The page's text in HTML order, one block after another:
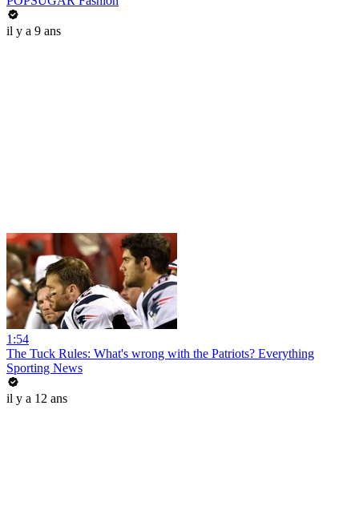
il y a 9 ans
1:54
The Tuck Rules: What's wrong with the Patriots? Everything
Sporting News
il y a 12 ans